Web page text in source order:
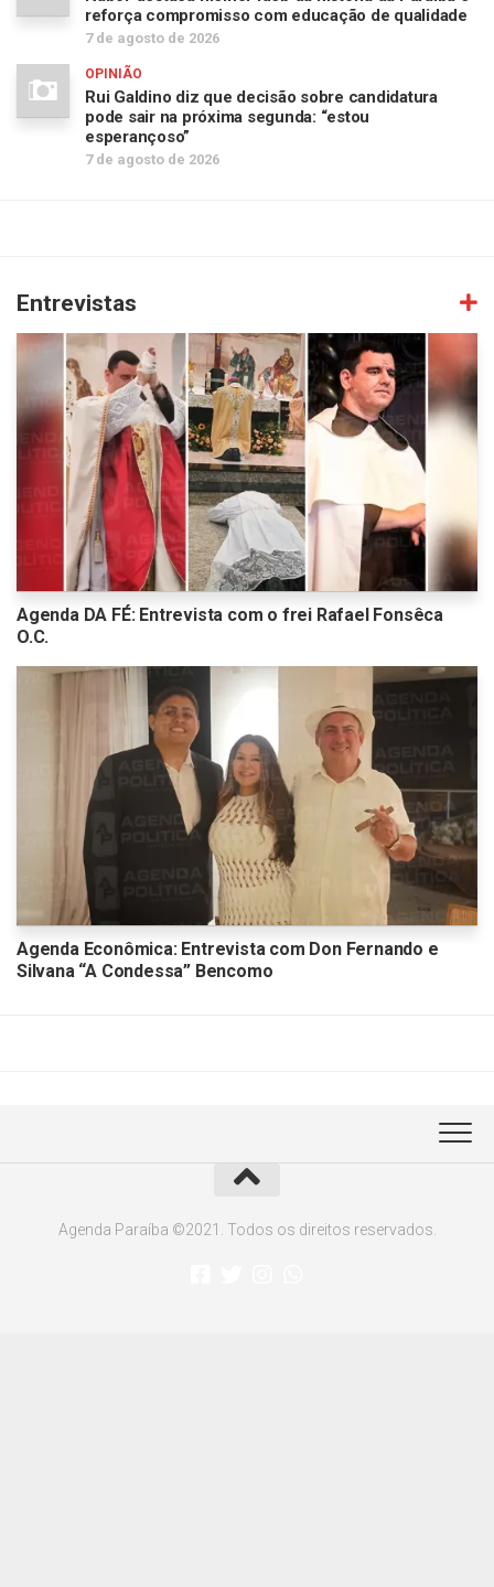
reforça compromisso com educação de qualidade
7 de agosto de 2026
OPINIÃO
Rui Galdino diz que decisão sobre candidatura
pode sair na próxima segunda: “estou
esperançoso”
7 de agosto de 2026
Entrevistas
Agenda DA FÉ: Entrevista com o frei Rafael Fonsêca
O.C.
Agenda Econômica: Entrevista com Don Fernando e
Silvana “A Condessa” Bencomo
Agenda Paraíba ©2021. Todos os direitos reservados.